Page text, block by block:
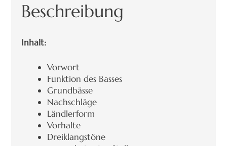
Beschreibung
Inhalt:
Vorwort
Funktion des Basses
Grundbässe
Nachschläge
Ländlerform
Vorhalte
Dreiklangstöne